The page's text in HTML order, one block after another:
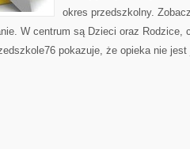
okres przedszkolny.
W centrum są Dzieci oraz Rodzice,
pokazuje, że opieka nie